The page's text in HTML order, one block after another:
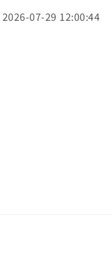
2026-07-29 12:00:44